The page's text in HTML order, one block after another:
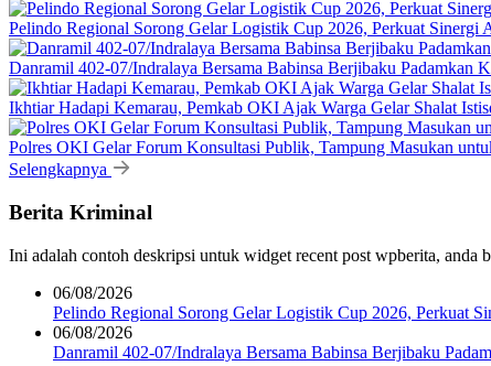
Pelindo Regional Sorong Gelar Logistik Cup 2026, Perkuat Sinergi
Danramil 402-07/Indralaya Bersama Babinsa Berjibaku Padamkan
Ikhtiar Hadapi Kemarau, Pemkab OKI Ajak Warga Gelar Shalat
Polres OKI Gelar Forum Konsultasi Publik, Tampung Masukan
Selengkapnya
Berita Kriminal
Ini adalah contoh deskripsi untuk widget recent post wpberita, anda
06/08/2026
Pelindo Regional Sorong Gelar Logistik Cup 2026, Perkuat
06/08/2026
Danramil 402-07/Indralaya Bersama Babinsa Berjibaku